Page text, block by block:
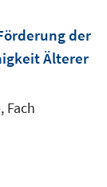
der
Älterer
Fach